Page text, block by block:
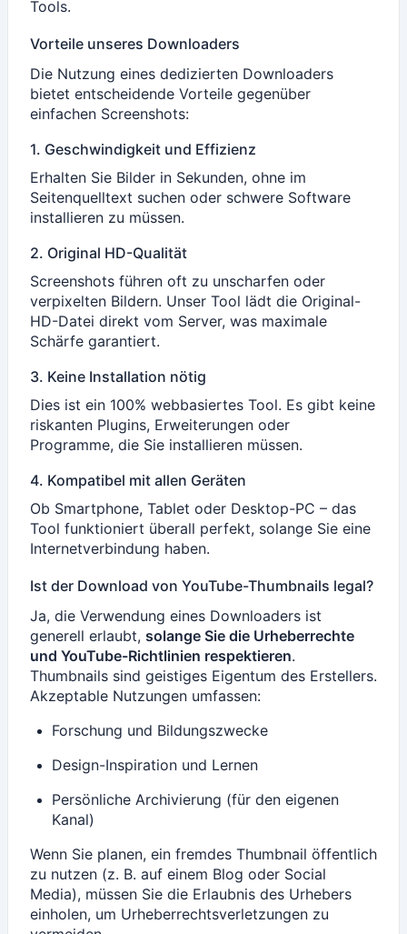
Tools.
Vorteile unseres Downloaders
Die Nutzung eines dedizierten Downloaders
bietet entscheidende Vorteile gegenüber
einfachen Screenshots:
1. Geschwindigkeit und Effizienz
Erhalten Sie Bilder in Sekunden, ohne im
Seitenquelltext suchen oder schwere Software
installieren zu müssen.
2. Original HD-Qualität
Screenshots führen oft zu unscharfen oder
verpixelten Bildern. Unser Tool lädt die Original-
HD-Datei direkt vom Server, was maximale
Schärfe garantiert.
3. Keine Installation nötig
Dies ist ein 100% webbasiertes Tool. Es gibt keine
riskanten Plugins, Erweiterungen oder
Programme, die Sie installieren müssen.
4. Kompatibel mit allen Geräten
Ob Smartphone, Tablet oder Desktop-PC – das
Tool funktioniert überall perfekt, solange Sie eine
Internetverbindung haben.
Ist der Download von YouTube-Thumbnails legal?
Ja, die Verwendung eines Downloaders ist
generell erlaubt, solange Sie die Urheberrechte
und YouTube-Richtlinien respektieren.
Thumbnails sind geistiges Eigentum des Erstellers.
Akzeptable Nutzungen umfassen:
Forschung und Bildungszwecke
Design-Inspiration und Lernen
Persönliche Archivierung (für den eigenen
Kanal)
Wenn Sie planen, ein fremdes Thumbnail öffentlich
zu nutzen (z. B. auf einem Blog oder Social
Media), müssen Sie die Erlaubnis des Urhebers
einholen, um Urheberrechtsverletzungen zu